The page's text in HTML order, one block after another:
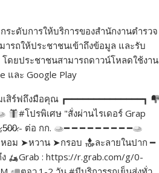
ระดับการให้บริการของสำนักงานตำรวจ
รถให้ประชาชนเข้าถึงข้อมูล และรับ
โดยประชาชนสามารถดาวน์โหลดใช้งาน
และ Google Play
สิร์ฟถึงมือคุณ ┏━━━━━━━━━━━━━━┓
#โปรพิเศษ "สั่งผ่านไรเดอร์ Grap
ต่อ กก.
━ ━ ━ ━ ━ ━ ━ ━ ━
อม ➤หวาน ➤กรอบ
ละลายในปาก ━
Grab : https://r.grab.com/g/0-